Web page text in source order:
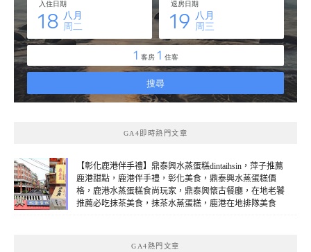
GA4即時熱門文章
【彰化鹿港伴手禮】鼎泰興水蒸蛋糕dintaihsin，萍子推薦
鹿港甜點，鹿港伴手禮，彰化美食，鼎泰興水蒸蛋糕價
格，鹿港水蒸蛋糕食尚玩家，鼎泰興懷古餐廳，在地老饕
推薦必吃抹茶美食，抹茶水蒸蛋糕，鹿港在地排隊美食
GA4熱門文章